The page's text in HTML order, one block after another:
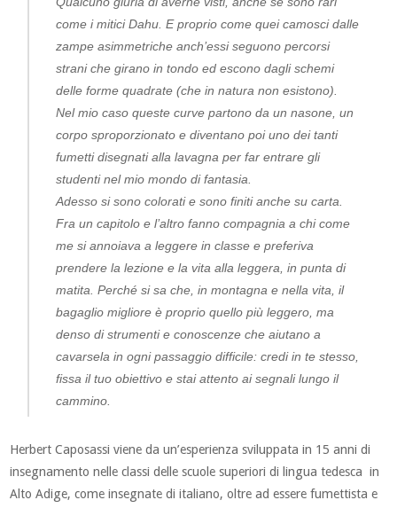
come i mitici Dahu. E proprio come quei camosci dalle
zampe asimmetriche anch’essi seguono percorsi
strani che girano in tondo ed escono dagli schemi
delle forme quadrate (che in natura non esistono).
Nel mio caso queste curve partono da un nasone, un
corpo sproporzionato e diventano poi uno dei tanti
fumetti disegnati alla lavagna per far entrare gli
studenti nel mio mondo di fantasia.
Adesso si sono colorati e sono finiti anche su carta.
Fra un capitolo e l’altro fanno compagnia a chi come
me si annoiava a leggere in classe e preferiva
prendere la lezione e la vita alla leggera, in punta di
matita. Perché si sa che, in montagna e nella vita, il
bagaglio migliore è proprio quello più leggero, ma
denso di strumenti e conoscenze che aiutano a
cavarsela in ogni passaggio difficile: credi in te stesso,
fissa il tuo obiettivo e stai attento ai segnali lungo il
cammino.
Herbert Caposassi viene da un’esperienza sviluppata in 15 anni di
insegnamento nelle classi delle scuole superiori di lingua tedesca in
Alto Adige, come insegnate di italiano, oltre ad essere fumettista e